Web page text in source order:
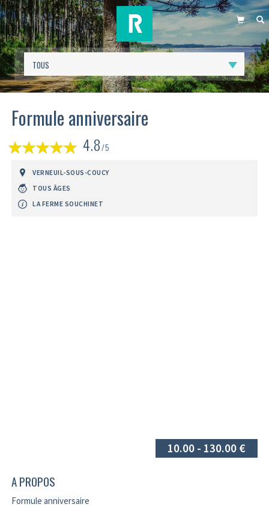
PANIER
Formule anniversaire
4.8/5
VERNEUIL-SOUS-COUCY
TOUS ÂGES
LA FERME SOUCHINET
10.00 - 130.00 €
A PROPOS
Formule anniversaire